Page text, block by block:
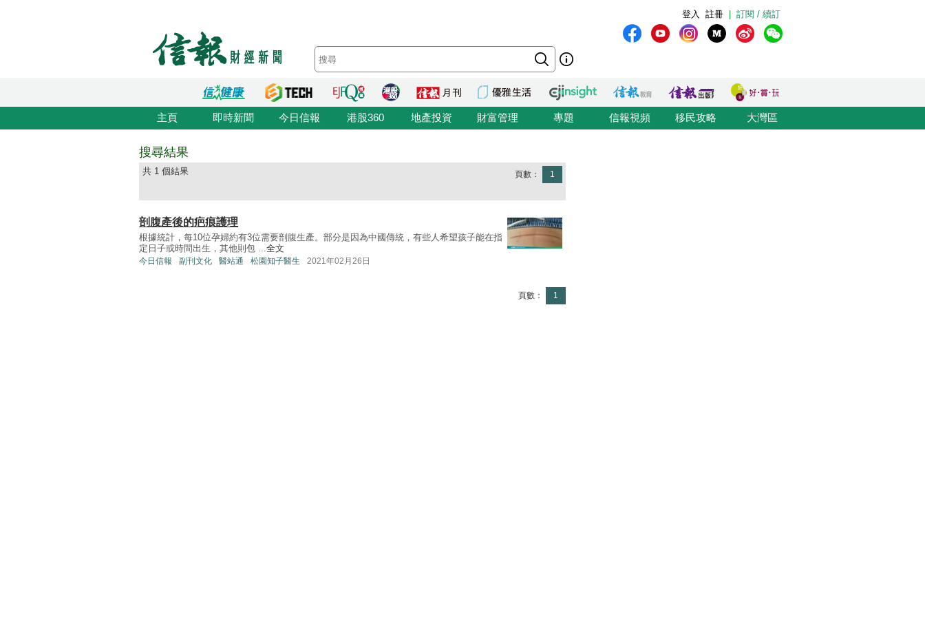
訂閱 / 續訂
註冊
登入
主頁 即時新聞 今日信報 港股360 地產投資 財富管理 專題 信報視頻 移民攻略 大灣區
搜尋結果
共 1 個結果 頁數： 1
剖腹產後的疤痕護理
根據統計，每10位孕婦約有3位需要剖腹生產。部分是因為中國傳統，有些人希望孩子能在指
定日子或時間出生，其他則包 ...全文
今日信報 副刊文化 醫站通 松園知子醫生 2021年02月26日
頁數： 1